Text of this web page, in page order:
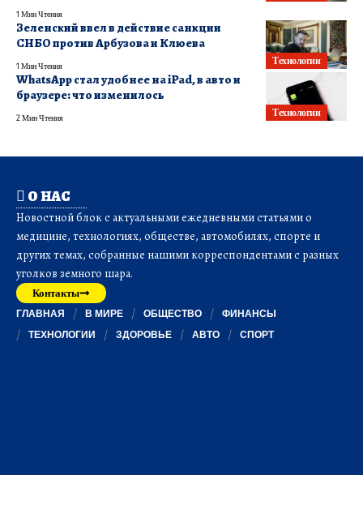
1 Мин Чтения
Технологии
Зеленский ввел в действие санкции
СНБО против Арбузова и Клюева
1 Мин Чтения
Технологии
WhatsApp стал удобнее на iPad, в авто и
браузере: что изменилось
2 Мин Чтения
О НАС
Новостной блок с актуальными ежедневными статьями о
медицине, технологиях, обществе, автомобилях, спорте и
других темах, собранные нашими корреспондентами с разных
уголков земного шара.
Контакты
ГЛАВНАЯ В МИРЕ ОБЩЕСТВО
ФИНАНСЫ
ТЕХНОЛОГИИ
ЗДОРОВЬЕ АВТО СПОРТ